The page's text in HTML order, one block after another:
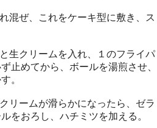
混ぜ、これをケーキ型に敷き、ス
生クリームを入れ、１のフライパ
止めてから、ボールを湯煎させ、
。
リームが滑らかになったら、ゼラ
をおろし、ハチミツを加える。